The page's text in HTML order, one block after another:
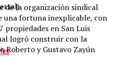
de la organización sindical
una fortuna inexplicable, con
propiedades en San Luis
logró construir con la
Roberto y Gustavo Zayún